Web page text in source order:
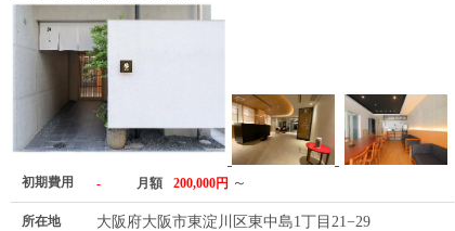
初期費用 - 月額 200,000円 ～
所在地
大阪府大阪市東淀川区東中島1丁目21−29